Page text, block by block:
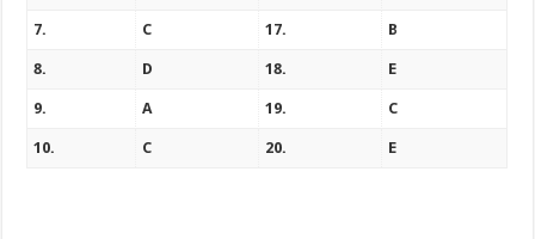
7. C 17. B
8. D 18. E
9. A 19. C
10. C 20. E